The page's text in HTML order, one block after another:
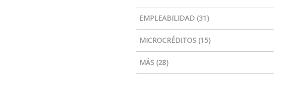
EMPLEABILIDAD (31)
MICROCRÉDITOS (15)
MÁS (28)